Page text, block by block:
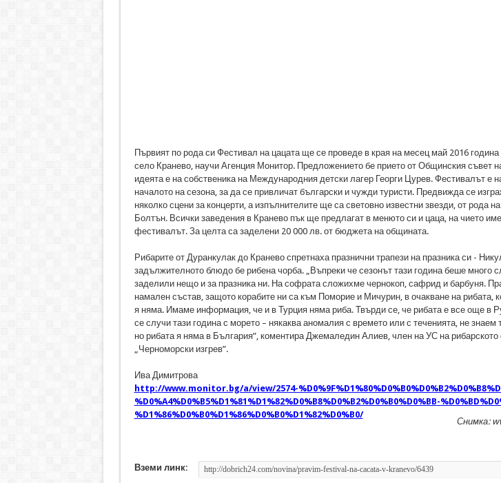
Първият по рода си Фестивал на цацата ще се проведе в края на месец май 2016 година
село Кранево, научи Агенция Монитор. Предложението бе прието от Общинския съвет
идеята е на собственика на Международния детски лагер Георги Цурев. Фестивалът е
началото на сезона, за да се привличат български и чужди туристи. Предвижда се
няколко сцени за концерти, а изпълнителите ще са световно известни звезди, от рода
Болтън. Всички заведения в Кранево пък ще предлагат в менюто си и цаца, на чието
фестивалът. За целта са заделени 20 000 лв. от бюджета на общината.
Рибарите от Дуранкулак до Кранево спретнаха празнични трапези на празника си -
задължителното блюдо бе рибена чорба. „Въпреки че сезонът тази година беше много
заделили нещо и за празника ни. На софрата сложихме чернокоп, сафрид и барбуня.
намален състав, защото корабите ни са към Поморие и Мичурин, в очакване на рибата,
я няма. Имаме информация, че и в Турция няма риба. Твърди се, че рибата е все още в
се случи тази година с морето – някаква аномалия с времето или с теченията, не знаем
но рибата я няма в България”, коментира Джемаледин Алиев, член на УС на
„Черноморски изгрев”.
Ива Димитрова
http://www.monitor.bg/a/view/2574-
%D0%A4%D0%B5%D1%81%D1%82%D0%B8%D0%B2%D0%B0%D0%BB-
%D1%86%D0%B0%D1%86%D0%B0%D1%82%D0%B0/
Снимка:
Вземи линк: